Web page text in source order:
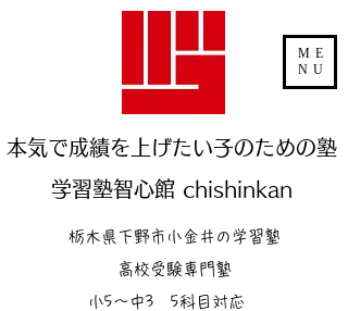
本気で成績を上げたい子のための塾
学習塾智心館 chishinkan
ME
NU
栃木県下野市小金井の学習塾
高校受験専門塾
小5～中3 5科目対応